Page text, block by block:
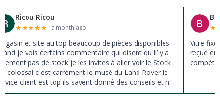
Ricou Ricou
★★★★★ a month ago
et site au top beaucoup de pièces disponibles
je vois certains commentaire qui disent qu il’ y a
pas de stock je les invites à aller voir le Stock
colossal c est carrément le musé du Land Rover le
client est top ils savent donné des conseils et ne
pas à la vente ils sont vraiment au top du top
★
Vitre
reçue